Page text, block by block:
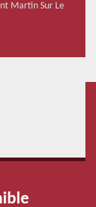
Martin Sur Le